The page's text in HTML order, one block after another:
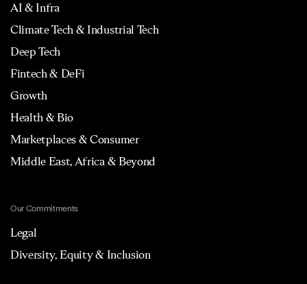
AI & Infra
Climate Tech & Industrial Tech
Deep Tech
Fintech & DeFi
Growth
Health & Bio
Marketplaces & Consumer
Middle East, Africa & Beyond
Our Commitments
Legal
Diversity, Equity & Inclusion